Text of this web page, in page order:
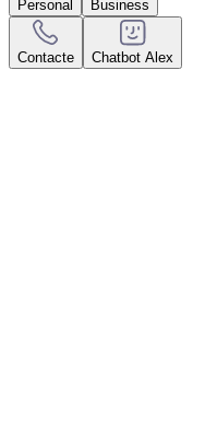
Personal Business
Contacte Chatbot Alex